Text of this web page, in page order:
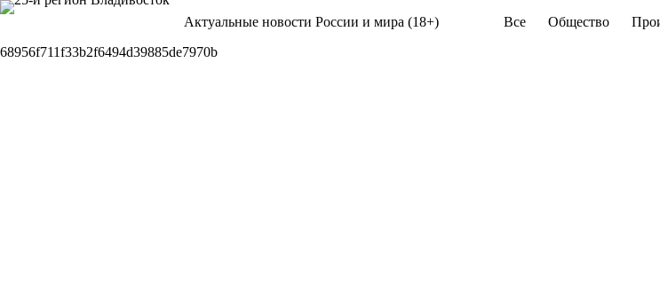
Перейти
Актуальные новости России и мира (18+) Все Общество
68956f711f33b2f6494d39885de7970b